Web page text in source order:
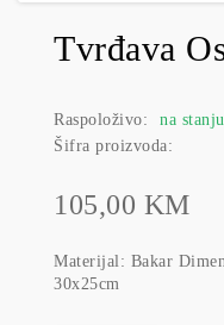
Tvrđava
Raspoloživo: na stanju
Šifra proizvoda:
105,00 KM
Materijal: Bakar
30x25cm